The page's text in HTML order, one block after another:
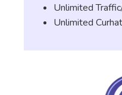
Unlimited
Unlimited Curhat